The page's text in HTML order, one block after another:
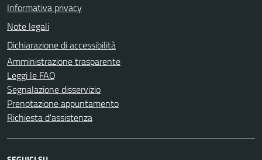
Informativa privacy
Note legali
Dichiarazione di accessibilità
Amministrazione trasparente
Leggi le FAQ
Segnalazione disservizio
Prenotazione appuntamento
Richiesta d'assistenza